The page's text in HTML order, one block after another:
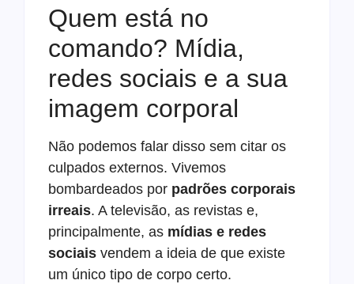
Quem está no
comando? Mídia,
redes sociais e a sua
imagem corporal
Não podemos falar disso sem citar os
culpados externos. Vivemos
bombardeados por padrões corporais
irreais. A televisão, as revistas e,
principalmente, as mídias e redes
sociais vendem a ideia de que existe
um único tipo de corpo certo.